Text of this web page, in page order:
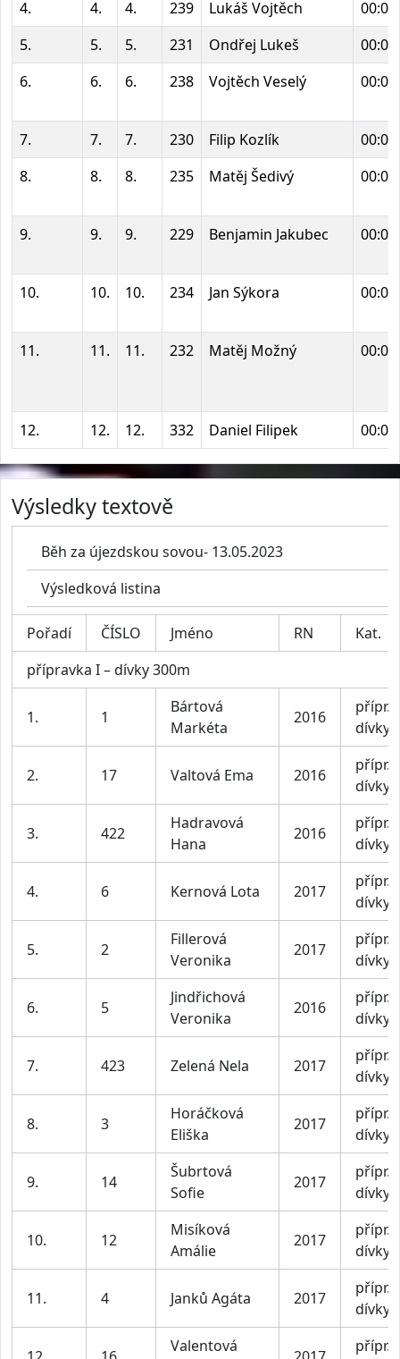
4. 4. 4. 239 Lukáš Vojtěch
5.
5. 5. 231 Ondřej Lukeš
6.
6. 6. 238 Vojtěch Veselý
7. 7. 7. 230 Filip Kozlík
8.
8. 8. 235 Matěj Šedivý
9. 9. 9. 229 Benjamin Jakubec
10. 10. 10. 234 Jan Sýkora
11. 11. 11. 232 Matěj Možný
12. 12. 12. 332 Daniel Filipek
Výsledky textově
Běh za újezdskou sovou- 13.05.2023
Výsledková listina
Pořadí ČÍSLO Jméno RN
Kat.
přípravka I – dívky 300m
1. 1
Bártová
Markéta
2016
přípr.
dívky
2. 17 Valtová Ema 2016
přípr.
dívky
3. 422
Hadravová
Hana
2016
přípr.
dívky
4. 6 Kernová Lota 2017
přípr.
dívky
5. 2
Fillerová
Veronika
2017
přípr.
dívky
6. 5
Jindřichová
Veronika
2016
přípr.
dívky
7. 423 Zelená Nela 2017
přípr.
dívky
8. 3
Horáčková
Eliška
2017
přípr.
dívky
9. 14
Šubrtová
Sofie
2017
přípr.
dívky
10. 12
Misíková
Amálie
2017
přípr.
dívky
11. 4 Janků Agáta 2017
přípr.
dívky
Valentová
přípr.